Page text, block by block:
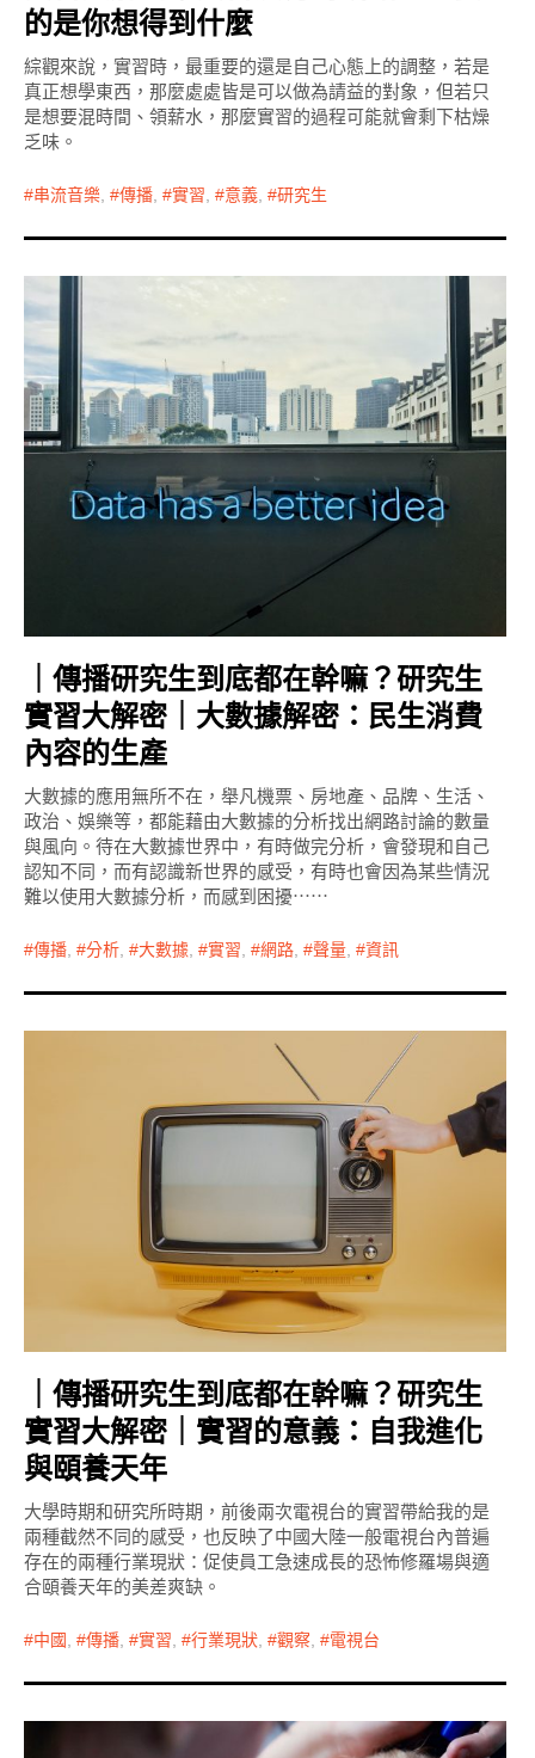
的是你想得到什麼
綜觀來說，實習時，最重要的還是自己心態上的調整，若是
真正想學東西，那麼處處皆是可以做為請益的對象，但若只
是想要混時間、領薪水，那麼實習的過程可能就會剩下枯燥
乏味。
串流音樂 , 傳播 , 實習 , 意義 , 研究生
｜傳播研究生到底都在幹嘛？研究生
實習大解密｜大數據解密：民生消費
內容的生產
大數據的應用無所不在，舉凡機票、房地產、品牌、生活、
政治、娛樂等，都能藉由大數據的分析找出網路討論的數量
與風向。待在大數據世界中，有時做完分析，會發現和自己
認知不同，而有認識新世界的感受，有時也會因為某些情況
難以使用大數據分析，而感到困擾⋯⋯
傳播, 分析, 大數據, 實習, 網路, 聲量, 資訊
｜傳播研究生到底都在幹嘛？研究生
實習大解密｜實習的意義：自我進化
與頤養天年
大學時期和研究所時期，前後兩次電視台的實習帶給我的是
兩種截然不同的感受，也反映了中國大陸一般電視台內普遍
存在的兩種行業現狀：促使員工急速成長的恐怖修羅場與適
合頤養天年的美差爽缺。
中國 , 傳播 , 實習 , 行業現狀 , 觀察 , 電視台